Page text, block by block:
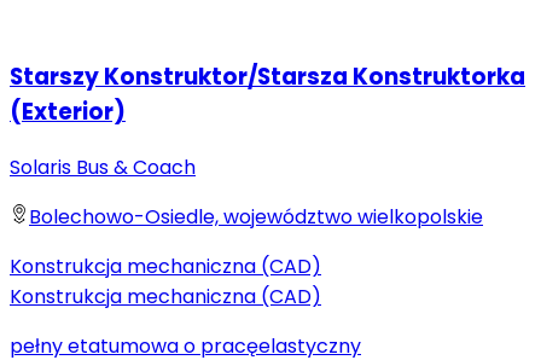
Starszy Konstruktor/Starsza Konstruktorka
(Exterior)
Solaris Bus & Coach
Bolechowo-Osiedle, województwo wielkopolskie
Konstrukcja mechaniczna (CAD)
Konstrukcja mechaniczna (CAD)
pełny etatumowa o pracęelastyczny